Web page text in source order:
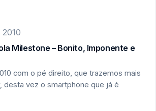
Milestone – Bonito, Imponente e
com o pé direito, que trazemos mais
desta vez o smartphone que já é